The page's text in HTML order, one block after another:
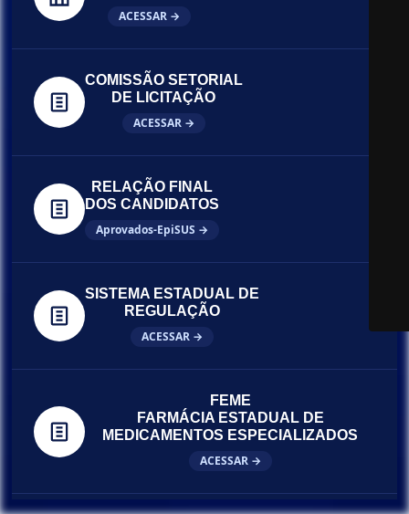
ACESSAR →
COMISSÃO SETORIAL
DE LICITAÇÃO
ACESSAR →
RELAÇÃO FINAL
DOS CANDIDATOS
Aprovados-EpiSUS →
SISTEMA ESTADUAL DE
REGULAÇÃO
ACESSAR →
FEME
FARMÁCIA ESTADUAL DE
MEDICAMENTOS ESPECIALIZADOS
ACESSAR →